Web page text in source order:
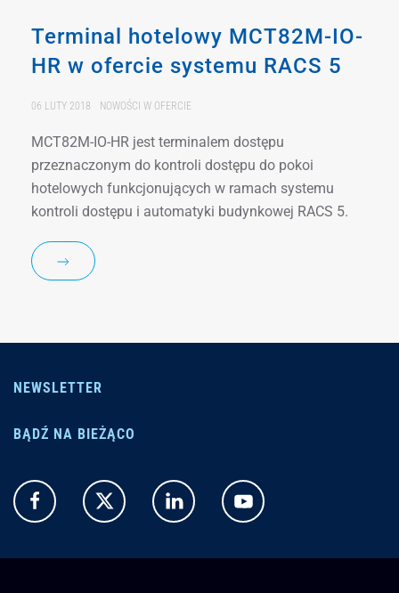
Terminal hotelowy MCT82M-IO-
HR w ofercie systemu RACS 5
06 LUTY 2018 NOWOŚCI W OFERCIE
MCT82M-IO-HR jest terminalem dostępu
przeznaczonym do kontroli dostępu do pokoi
hotelowych funkcjonujących w ramach systemu
kontroli dostępu i automatyki budynkowej RACS 5.
NEWSLETTER
BĄDŹ NA BIEŻĄCO